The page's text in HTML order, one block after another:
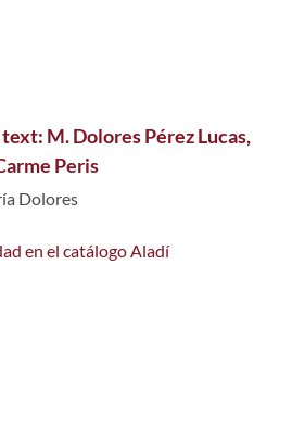
text: M. Dolores Pérez Lucas,
Peris
Dolores
en el catálogo Aladí